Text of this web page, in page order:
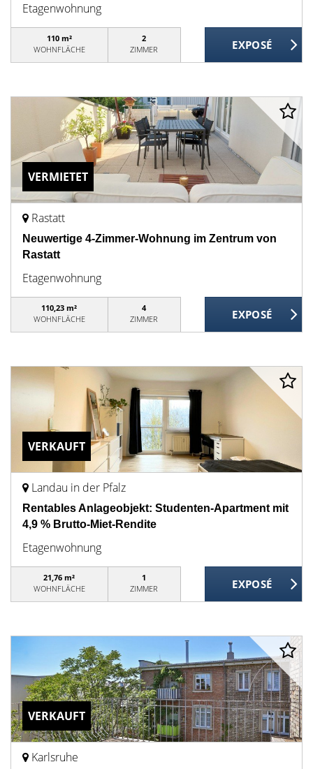
Etagenwohnung
110 m²
WOHNFLÄCHE
2
ZIMMER
VERMIETET
Rastatt
Neuwertige 4-Zimmer-Wohnung im Zentrum von
Rastatt
Etagenwohnung
110,23 m²
WOHNFLÄCHE
4
ZIMMER
VERKAUFT
Landau in der Pfalz
Rentables Anlageobjekt: Studenten-Apartment mit
4,9 % Brutto-Miet-Rendite
Etagenwohnung
21,76 m²
WOHNFLÄCHE
1
ZIMMER
VERKAUFT
Karlsruhe